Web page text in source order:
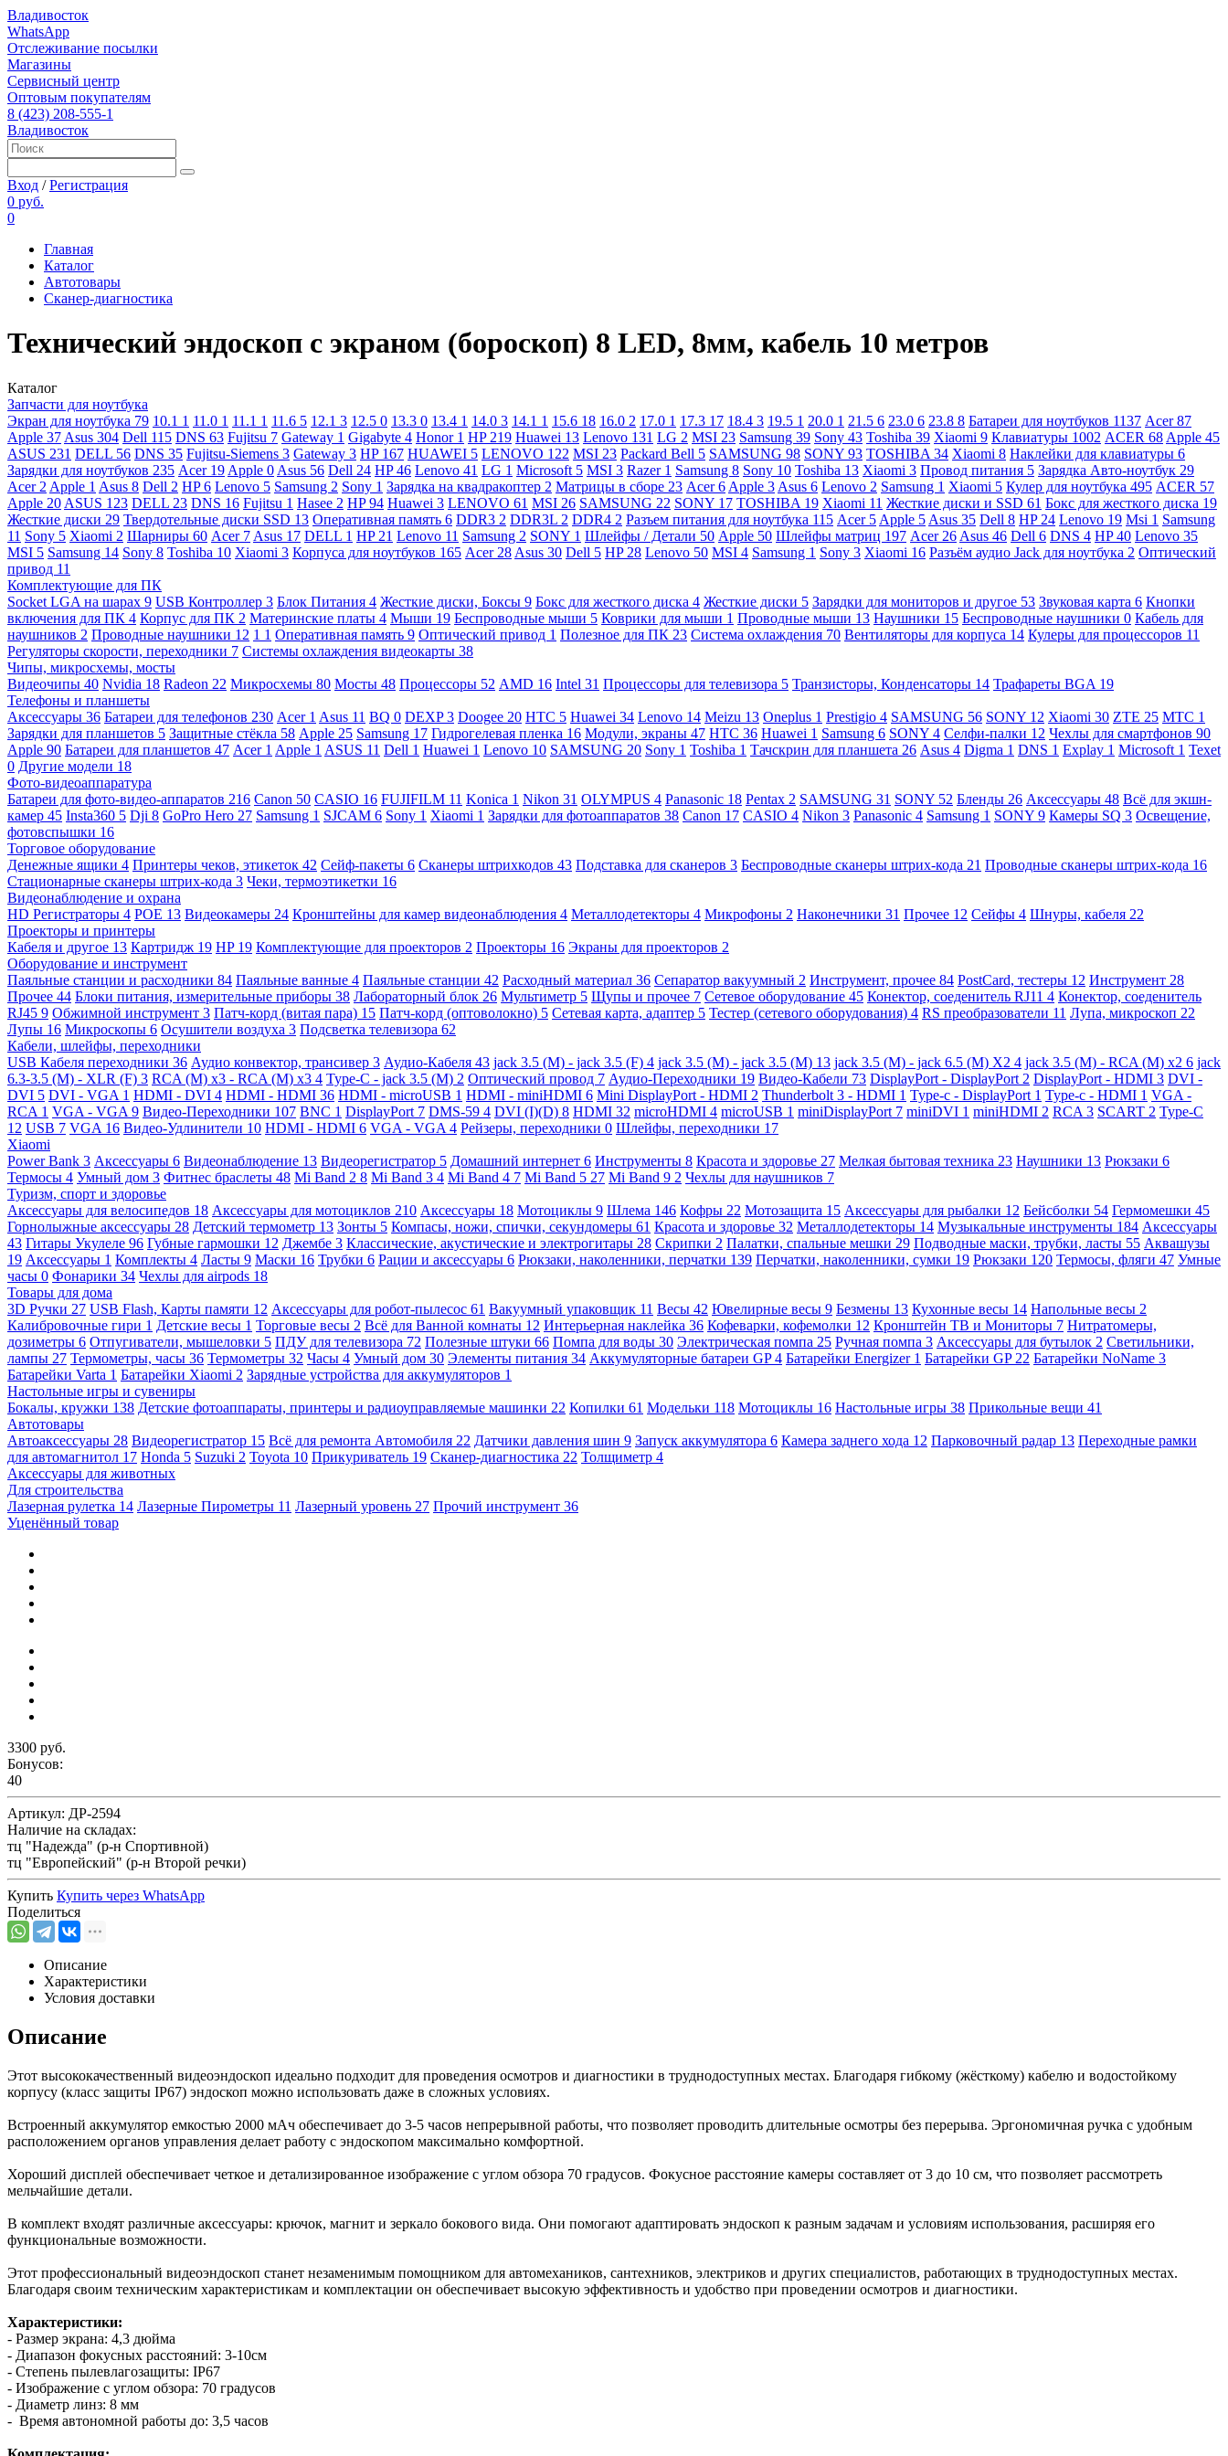
Владивосток
WhatsApp
Отслеживание посылки
Магазины
Сервисный центр
Оптовым покупателям
8 (423) 208-555-1
Владивосток
Вход /Регистрация
0 руб.
0
Главная
Каталог
Автотовары
Сканер-диагностика
Технический эндоскоп с экраном (бороскоп) 8 LED, 8мм, кабель 10 метров
Каталог
Запчасти для ноутбука
Экран для ноутбука 79 10.1 1 11.0 1 11.1 1 11.6 5 12.1 3 12.5 0 13.3 0 13.4 1 14.0 3 14.1 1 15.6 18 16.0 2 17.0 1 17.3 17 18.4 3 19.5 1 20.0 1 21.5 6 23.0 6 23.8 8 Батареи для ноутбуков 1137 Acer87
Apple 37 Asus 304 Dell 115 DNS 63 Fujitsu 7 Gateway 1 Gigabyte 4 Honor 1 HP 219 Huawei 13 Lenovo 131 LG 2 MSI 23 Samsung 39 Sony 43 Toshiba 39 Xiaomi 9 Клавиатуры 1002 ACER 68 Apple 45
ASUS 231 DELL 56 DNS 35 Fujitsu-Siemens 3 Gateway 3 HP 167 HUAWEI 5 LENOVO 122 MSI 23 Packard Bell 5 SAMSUNG 98 SONY 93 TOSHIBA 34 Xiaomi 8 Наклейки для клавиатуры 6
Зарядки для ноутбуков 235 Acer 19 Apple 0 Asus 56 Dell 24 HP46 Lenovo 41 LG 1 Microsoft 5 MSI 3 Razer 1 Samsung 8 Sony 10 Toshiba 13 Xiaomi 3 Провод питания 5 Зарядка Авто-ноутбук 29
Acer 2 Apple 1 Asus 8 Dell 2 HP6 Lenovo 5 Samsung 2 Sony 1 Зарядка на квадракоптер 2 Матрицы в сборе 23 Acer6 Apple 3 Asus 6 Lenovo 2 Samsung 1 Xiaomi 5 Кулер для ноутбука 495 ACER 57
Apple 20 ASUS 123 DELL 23 DNS 16 Fujitsu 1 Hasee 2 HP94 Huawei 3 LENOVO 61 MSI 26 SAMSUNG 22 SONY 17 TOSHIBA 19 Xiaomi 11 Жесткие диски и SSD 61 Бокс для жесткого диска 19
Жесткие диски 29 Твердотельные диски SSD 13 Оперативная память 6 DDR3 2 DDR3L 2 DDR4 2 Разъем питания для ноутбука 115 Acer 5 Apple 5 Asus 35 Dell 8 HP 24 Lenovo 19 Msi 1 Samsung
11 Sony 5 Xiaomi 2 Шарниры 60 Acer 7 Asus 17 DELL 1 HP 21 Lenovo 11 Samsung 2 SONY 1 Шлейфы / Детали 50 Apple 50 Шлейфы матриц 197 Acer 26 Asus 46 Dell 6 DNS 4 HP40 Lenovo 35
MSI 5 Samsung 14 Sony 8 Toshiba 10 Xiaomi 3 Корпуса для ноутбуков 165 Acer 28 Asus 30 Dell 5 HP 28 Lenovo 50 MSI 4 Samsung 1 Sony 3 Xiaomi 16 Разъём аудио Jack для ноутбука 2 Оптический
привод 11
Комплектующие для ПК
Socket LGA на шарах 9 USB Контроллер 3 Блок Питания 4 Жесткие диски, Боксы 9 Бокс для жесткого диска 4 Жесткие диски 5 Зарядки для мониторов и другое 53 Звуковая карта 6 Кнопки
включения для ПК 4 Корпус для ПК 2 Материнские платы 4 Мыши 19 Беспроводные мыши 5 Коврики для мыши 1 Проводные мыши 13 Наушники 15 Беспроводные наушники 0 Кабель для
наушников 2 Проводные наушники 12 1 1 Оперативная память 9 Оптический привод 1 Полезное для ПК 23 Система охлаждения 70 Вентиляторы для корпуса 14 Кулеры для процессоров 11
Регуляторы скорости, переходники 7 Системы охлаждения видеокарты 38
Чипы, микросхемы, мосты
Видеочипы 40 Nvidia 18 Radeon 22 Микросхемы 80 Мосты 48 Процессоры 52 AMD 16 Intel 31 Процессоры для телевизора 5 Транзисторы, Конденсаторы 14 Трафареты BGA 19
Телефоны и планшеты
Аксессуары 36 Батареи для телефонов 230 Acer 1 Asus 11 BQ 0 DEXP3 Doogee 20 HTC 5 Huawei 34 Lenovo 14 Meizu 13 Oneplus 1 Prestigio 4 SAMSUNG 56 SONY 12 Xiaomi 30 ZTE 25 МТС 1
Зарядки для планшетов 5 Защитные стёкла 58 Apple 25 Samsung 17 Гидрогелевая пленка 16 Модули, экраны 47 HTC 36 Huawei 1 Samsung 6 SONY 4 Селфи-палки 12 Чехлы для смартфонов 90
Apple 90 Батареи для планшетов 47 Acer 1 Apple 1 ASUS 11 Dell 1 Huawei 1 Lenovo 10 SAMSUNG 20 Sony 1 Toshiba 1 Тачскрин для планшета 26 Asus 4 Digma 1 DNS 1 Explay 1 Microsoft 1 Texet
0 Другие модели 18
Фото-видеоаппаратура
Батареи для фото-видео-аппаратов 216 Canon 50 CASIO 16 FUJIFILM 11 Konica 1 Nikon 31 OLYMPUS 4 Panasonic 18 Pentax 2 SAMSUNG 31 SONY 52 Бленды 26 Аксессуары 48 Всё для экшн-
камер 45 Insta360 5 Dji 8 GoPro Hero 27 Samsung 1 SJCAM 6 Sony 1 Xiaomi 1 Зарядки для фотоаппаратов 38 Canon 17 CASIO 4 Nikon 3 Panasonic 4 Samsung 1 SONY 9 Камеры SQ 3 Освещение,
фотовспышки 16
Торговое оборудование
Денежные ящики 4 Принтеры чеков, этикеток 42 Сейф-пакеты 6 Сканеры штрихкодов 43 Подставка для сканеров 3 Беспроводные сканеры штрих-кода 21 Проводные сканеры штрих-кода 16
Стационарные сканеры штрих-кода 3 Чеки, термоэтикетки 16
Видеонаблюдение и охрана
HD Регистраторы 4 POE 13 Видеокамеры 24 Кронштейны для камер видеонаблюдения 4 Металлодетекторы 4 Микрофоны 2 Наконечники 31 Прочее 12 Сейфы 4 Шнуры, кабеля 22
Проекторы и принтеры
Кабеля и другое 13 Картридж 19 HP 19 Комплектующие для проекторов 2 Проекторы 16 Экраны для проекторов 2
Оборудование и инструмент
Паяльные станции и расходники 84 Паяльные ванные 4 Паяльные станции 42 Расходный материал 36 Сепаратор вакуумный 2 Инструмент, прочее 84 PostCard, тестеры 12 Инструмент 28
Прочее 44 Блоки питания, измерительные приборы 38 Лабораторный блок 26 Мультиметр 5 Щупы и прочее 7 Сетевое оборудование 45 Конектор, соеденитель RJ11 4 Конектор, соеденитель
RJ45 9 Обжимной инструмент 3 Патч-корд (витая пара) 15 Патч-корд (оптоволокно) 5 Сетевая карта, адаптер 5 Тестер (сетевого оборудования) 4 RS преобразователи 11 Лупа, микроскоп 22
Лупы 16 Микроскопы 6 Осушители воздуха 3 Подсветка телевизора 62
Кабели, шлейфы, переходники
USB Кабеля переходники 36 Аудио конвектор, трансивер 3 Аудио-Кабеля 43 jack 3.5 (M) - jack 3.5 (F) 4 jack 3.5 (M) - jack 3.5 (M) 13 jack 3.5 (M) - jack 6.5 (M) X2 4 jack 3.5 (M) - RCA (M) x2 6 jack
6.3-3.5 (M) - XLR (F) 3 RCA (M) x3 - RCA (M) x3 4 Type-C - jack 3.5 (M) 2 Оптический провод 7 Аудио-Переходники 19 Видео-Кабели 73 DisplayPort - DisplayPort 2 DisplayPort - HDMI 3 DVI -
DVI 5 DVI - VGA 1 HDMI - DVI 4 HDMI - HDMI 36 HDMI - microUSB 1 HDMI - miniHDMI 6 Mini DisplayPort - HDMI 2 Thunderbolt 3 - HDMI 1 Type-c - DisplayPort 1 Type-c - HDMI 1 VGA -
RCA 1 VGA - VGA 9 Видео-Переходники 107 BNC 1 DisplayPort 7 DMS-59 4 DVI (I)(D) 8 HDMI 32 microHDMI 4 microUSB 1 miniDisplayPort 7 miniDVI 1 miniHDMI 2 RCA 3 SCART 2 Type-C
12 USB 7 VGA 16 Видео-Удлинители 10 HDMI - HDMI 6 VGA - VGA 4 Рейзеры, переходники 0 Шлейфы, переходники 17
Xiaomi
Power Bank 3 Аксессуары 6 Видеонаблюдение 13 Видеорегистратор 5 Домашний интернет 6 Инструменты 8 Красота и здоровье 27 Мелкая бытовая техника 23 Наушники 13 Рюкзаки 6
Термосы 4 Умный дом 3 Фитнес браслеты 48 Mi Band 2 8 Mi Band 3 4 Mi Band 4 7 Mi Band 5 27 Mi Band 9 2 Чехлы для наушников 7
Туризм, спорт и здоровье
Аксессуары для велосипедов 18 Аксессуары для мотоциклов 210 Аксессуары 18 Мотоциклы 9 Шлема 146 Кофры 22 Мотозащита 15 Аксессуары для рыбалки 12 Бейсболки 54 Гермомешки 45
Горнолыжные аксессуары 28 Детский термометр 13 Зонты 5 Компасы, ножи, спички, секундомеры 61 Красота и здоровье 32 Металлодетекторы 14 Музыкальные инструменты 184 Аксессуары
43 Гитары Укулеле 96 Губные гармошки 12 Джембе 3 Классические, акустические и электрогитары 28 Скрипки 2 Палатки, спальные мешки 29 Подводные маски, трубки, ласты 55 Аквашузы
19 Аксессуары 1 Комплекты 4 Ласты 9 Маски 16 Трубки 6 Рации и аксессуары 6 Рюкзаки, наколенники, перчатки 139 Перчатки, наколенники, сумки 19 Рюкзаки 120 Термосы, фляги 47 Умные
часы 0 Фонарики 34 Чехлы для airpods 18
Товары для дома
3D Ручки 27 USB Flash, Карты памяти 12 Аксессуары для робот-пылесос 61 Вакуумный упаковщик 11 Весы 42 Ювелирные весы 9 Безмены 13 Кухонные весы 14 Напольные весы 2
Калибровочные гири 1 Детские весы 1 Торговые весы 2 Всё для Ванной комнаты 12 Интерьерная наклейка 36 Кофеварки, кофемолки 12 Кронштейн ТВ и Мониторы 7 Нитратомеры,
дозиметры 6 Отпугиватели, мышеловки 5 ПДУ для телевизора 72 Полезные штуки 66 Помпа для воды 30 Электрическая помпа 25 Ручная помпа 3 Аксессуары для бутылок 2 Светильники,
лампы 27 Термометры, часы 36 Термометры 32 Часы 4 Умный дом 30 Элементы питания 34 Аккумуляторные батареи GP4 Батарейки Energizer 1 Батарейки GP 22 Батарейки NoName 3
Батарейки Varta 1 Батарейки Xiaomi 2 Зарядные устройства для аккумуляторов 1
Настольные игры и сувениры
Бокалы, кружки 138 Детские фотоаппараты, принтеры и радиоуправляемые машинки 22 Копилки 61 Модельки 118 Мотоциклы 16 Настольные игры 38 Прикольные вещи 41
Автотовары
Автоаксессуары 28 Видеорегистратор 15 Всё для ремонта Автомобиля 22 Датчики давления шин 9 Запуск аккумулятора 6 Камера заднего хода 12 Парковочный радар 13 Переходные рамки
для автомагнитол 17 Honda 5 Suzuki 2 Toyota 10 Прикуриватель 19 Сканер-диагностика 22 Толщиметр 4
Аксессуары для животных
Для строительства
Лазерная рулетка 14 Лазерные Пирометры 11 Лазерный уровень 27 Прочий инструмент 36
Уценённый товар
3300 руб.
Бонусов:
40
Артикул: ДР-2594
Наличие на складах:
тц "Надежда" (р-н Спортивной)
тц "Европейский" (р-н Второй речки)
Купить Купить через WhatsApp
Поделиться
Описание
Характеристики
Условия доставки
Описание
Этот высококачественный видеоэндоскоп идеально подходит для проведения осмотров и диагностики в труднодоступных местах. Благодаря гибкому (жёсткому) кабелю и водостойкому
корпусу (класс защиты IP67) эндоскоп можно использовать даже в сложных условиях.
Встроенный аккумулятор емкостью 2000 мАч обеспечивает до 3-5 часов непрерывной работы, что позволяет проводить длительные осмотры без перерыва. Эргономичная ручка с удобным
расположением органов управления делает работу с эндоскопом максимально комфортной.
Хороший дисплей обеспечивает четкое и детализированное изображение с углом обзора 70 градусов. Фокусное расстояние камеры составляет от 3 до 10 см, что позволяет рассмотреть
мельчайшие детали.
В комплект входят различные аксессуары: крючок, магнит и зеркало бокового вида. Они помогают адаптировать эндоскоп к разным задачам и условиям использования, расширяя его
функциональные возможности.
Этот профессиональный видеоэндоскоп станет незаменимым помощником для автомехаников, сантехников, электриков и других специалистов, работающих в труднодоступных местах.
Благодаря своим техническим характеристикам и комплектации он обеспечивает высокую эффективность и удобство при проведении осмотров и диагностики.
Характеристики:
- Размер экрана: 4,3 дюйма
- Диапазон фокусных расстояний: 3-10см
- Степень пылевлагозащиты: IP67
- Изображение с углом обзора: 70 градусов
- Диаметр линз: 8 мм
- Время автономной работы до: 3,5 часов